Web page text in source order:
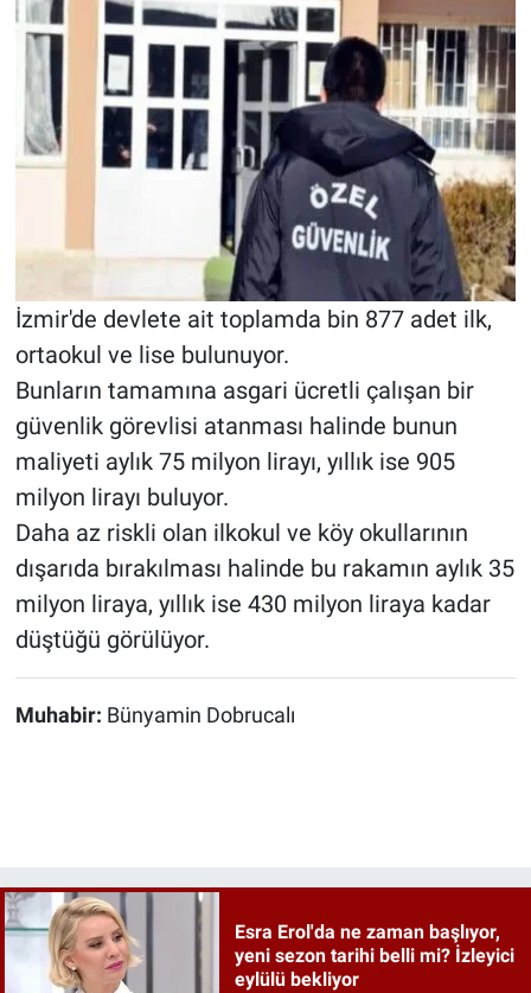
İzmir'de devlete ait toplamda bin 877 adet ilk,
ortaokul ve lise bulunuyor.
Bunların tamamına asgari ücretli çalışan bir
güvenlik görevlisi atanması halinde bunun
maliyeti aylık 75 milyon lirayı, yıllık ise 905
milyon lirayı buluyor.
Daha az riskli olan ilkokul ve köy okullarının
dışarıda bırakılması halinde bu rakamın aylık 35
milyon liraya, yıllık ise 430 milyon liraya kadar
düştüğü görülüyor.
Muhabir: Bünyamin Dobrucalı
Esra Erol'da ne zaman başlıyor,
yeni sezon tarihi belli mi? İzleyici
eylülü bekliyor